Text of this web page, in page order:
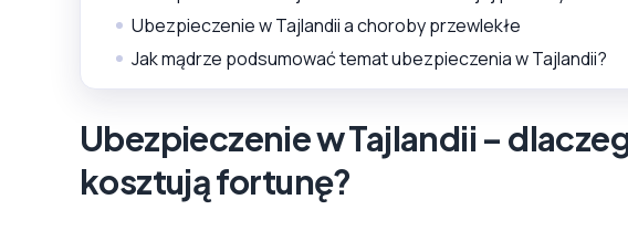
Ubezpieczenie w Tajlandii a choroby przewlekłe
Jak mądrze podsumować temat ubezpieczenia w Tajlandii?
Ubezpieczenie w Tajlandii –
kosztują fortunę?